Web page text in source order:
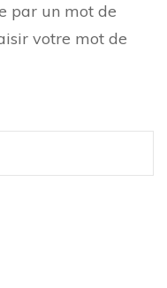
par un mot de
votre mot de